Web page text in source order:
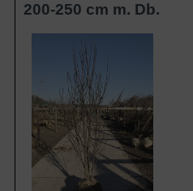
200-250 cm m. Db.